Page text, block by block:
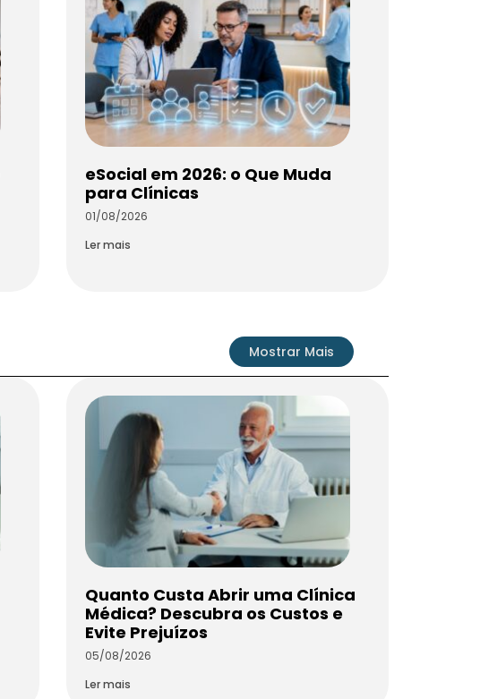
eSocial em 2026: o Que Muda
para Clínicas
01/08/2026
Ler mais
Mostrar Mais
Quanto Custa Abrir uma Clínica
Médica? Descubra os Custos e
Evite Prejuízos
05/08/2026
Ler mais